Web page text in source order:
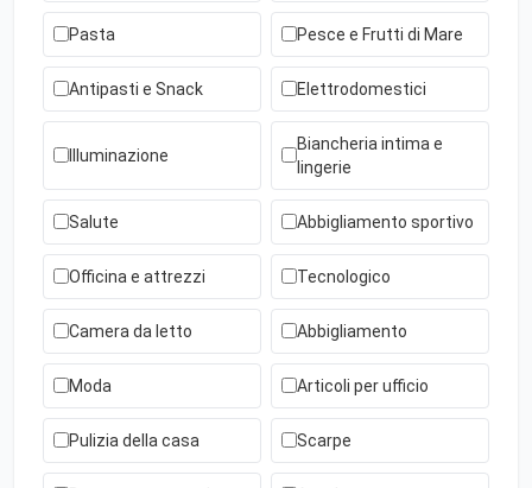
Pasta Pesce e Frutti di Mare
Antipasti e Snack Elettrodomestici
Illuminazione
Biancheria intima e
lingerie
Salute Abbigliamento sportivo
Officina e attrezzi Tecnologico
Camera da letto Abbigliamento
Moda Articoli per ufficio
Pulizia della casa Scarpe